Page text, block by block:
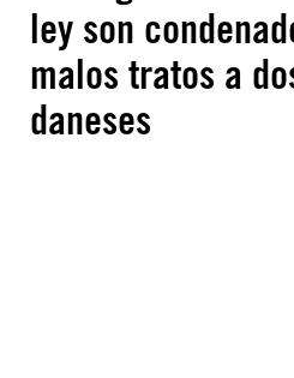
ley son
malos tratos a
daneses